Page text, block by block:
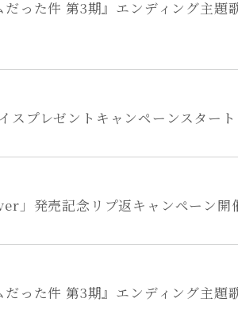
った件 第3期』エンディング主
プレゼントキャンペーンスタート
」発売記念リプ返キャンペーン開
った件 第3期』エンディング主